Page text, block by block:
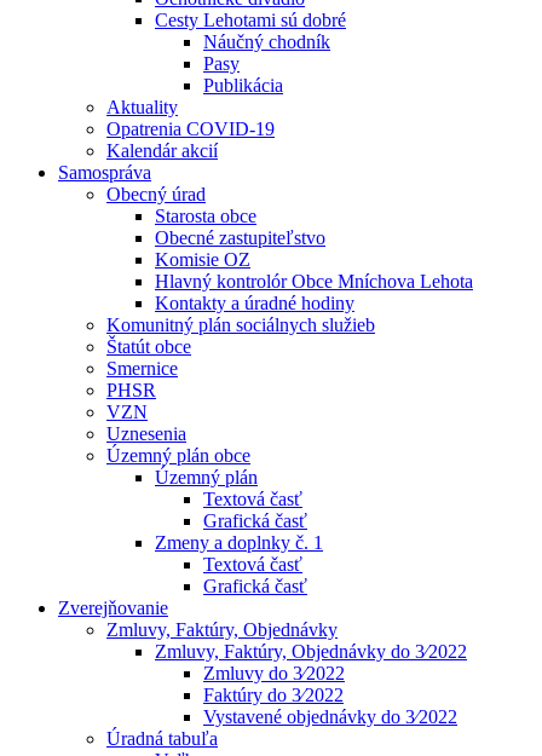
Cesty Lehotami sú dobré
Náučný chodník
Pasy
Publikácia
Aktuality
Opatrenia COVID-19
Kalendár akcií
Samospráva
Obecný úrad
Starosta obce
Obecné zastupiteľstvo
Komisie OZ
Hlavný kontrolór Obce Mníchova Lehota
Kontakty a úradné hodiny
Komunitný plán sociálnych služieb
Štatút obce
Smernice
PHSR
VZN
Uznesenia
Územný plán obce
Územný plán
Textová časť
Grafická časť
Zmeny a doplnky č. 1
Textová časť
Grafická časť
Zverejňovanie
Zmluvy, Faktúry, Objednávky
Zmluvy, Faktúry, Objednávky do 3⁄2022
Zmluvy do 3⁄2022
Faktúry do 3⁄2022
Vystavené objednávky do 3⁄2022
Úradná tabuľa